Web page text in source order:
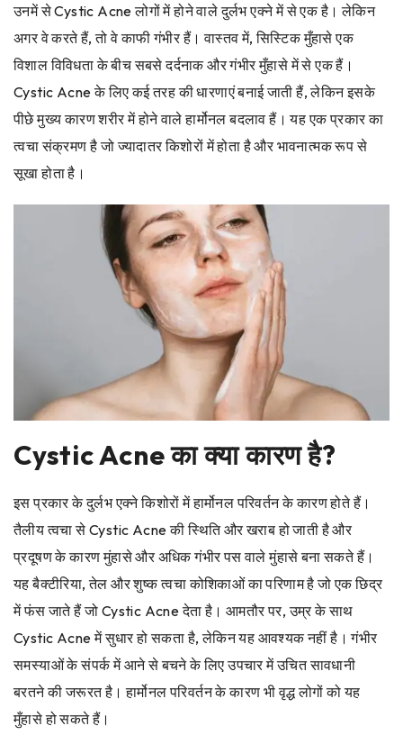
उनमें से Cystic Acne लोगों में होने वाले दुर्लभ एक्ने में से एक है। लेकिन
अगर वे करते हैं, तो वे काफी गंभीर हैं। वास्तव में, सिस्टिक मुँहासे एक
विशाल विविधता के बीच सबसे दर्दनाक और गंभीर मुँहासे में से एक हैं।
Cystic Acne के लिए कई तरह की धारणाएं बनाई जाती हैं, लेकिन इसके
पीछे मुख्य कारण शरीर में होने वाले हार्मोनल बदलाव हैं। यह एक प्रकार का
त्वचा संक्रमण है जो ज्यादातर किशोरों में होता है और भावनात्मक रूप से
सूखा होता है।
Cystic Acne का क्या कारण है?
इस प्रकार के दुर्लभ एक्ने किशोरों में हार्मोनल परिवर्तन के कारण होते हैं।
तैलीय त्वचा से Cystic Acne की स्थिति और खराब हो जाती है और
प्रदूषण के कारण मुंहासे और अधिक गंभीर पस वाले मुंहासे बना सकते हैं।
यह बैक्टीरिया, तेल और शुष्क त्वचा कोशिकाओं का परिणाम है जो एक छिद्र
में फंस जाते हैं जो Cystic Acne देता है। आमतौर पर, उम्र के साथ
Cystic Acne में सुधार हो सकता है, लेकिन यह आवश्यक नहीं है। गंभीर
समस्याओं के संपर्क में आने से बचने के लिए उपचार में उचित सावधानी
बरतने की जरूरत है। हार्मोनल परिवर्तन के कारण भी वृद्ध लोगों को यह
मुँहासे हो सकते हैं।